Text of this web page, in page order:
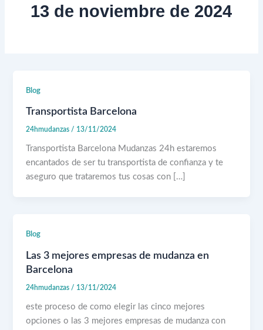
13 de noviembre de 2024
Blog
Transportista Barcelona
24hmudanzas / 13/11/2024
Transportista Barcelona Mudanzas 24h estaremos
encantados de ser tu transportista de confianza y te
aseguro que trataremos tus cosas con […]
Blog
Las 3 mejores empresas de mudanza en
Barcelona
24hmudanzas / 13/11/2024
este proceso de como elegir las cinco mejores
opciones o las 3 mejores empresas de mudanza con